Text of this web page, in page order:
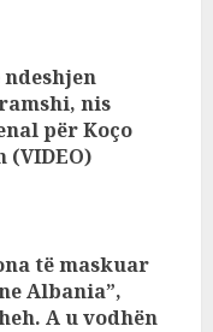
nis
për Koço
(VIDEO)
të maskuar
Albania”,
A u vodhën